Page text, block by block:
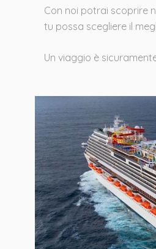
Con noi potrai scoprire
tu possa scegliere il
Un viaggio è